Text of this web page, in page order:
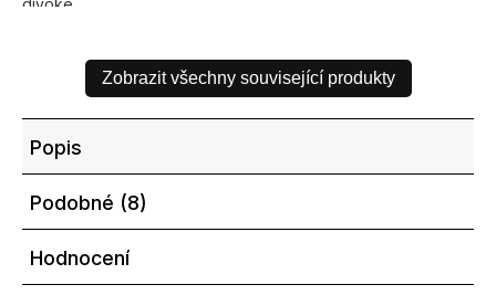
Zobrazit všechny související produkty
Popis
Podobné (8)
Hodnocení